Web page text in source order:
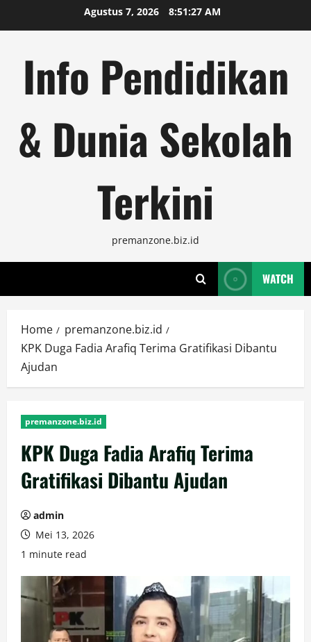
to
Agustus 7, 2026 8:51:28 AM
Info Pendidikan
& Dunia Sekolah
Terkini
premanzone.biz.id
WATCH
Home
premanzone.biz.id
KPK Duga Fadia Arafiq Terima Gratifikasi Dibantu
Ajudan
premanzone.biz.id
KPK Duga Fadia Arafiq Terima
Gratifikasi Dibantu Ajudan
admin
Mei 13, 2026
1 minute read